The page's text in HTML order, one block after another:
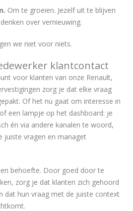
Om te groeien. Jezelf uit te blijven
over vernieuwing.
we niet voor niets.
klantcontact
voor klanten van onze Renault,
zorg je dat elke vraag
Of het nu gaat om interesse in
een lampje op het dashboard: je
én via andere kanalen te woord,
juiste vragen en managet
behoefte. Door goed door te
zorg je dat klanten zich gehoord
dat hun vraag met de juiste context